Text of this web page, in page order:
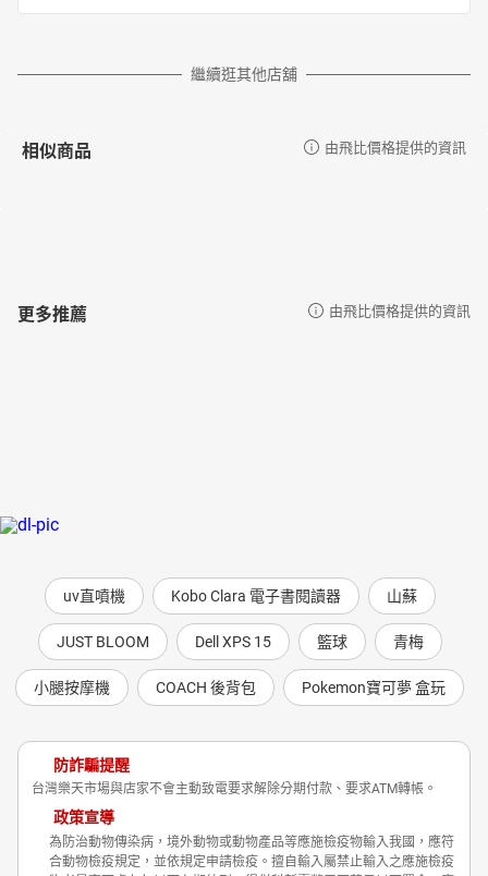
繼續逛其他店舖
相似商品 由飛比價格提供的資訊
更多推薦 由飛比價格提供的資訊
uv直噴機 Kobo Clara 電子書閱讀器 山蘇
JUST BLOOM Dell XPS 15 籃球 青梅
小腿按摩機 COACH 後背包 Pokemon寶可夢 盒玩
防詐騙提醒
台灣樂天市場與店家不會主動致電要求解除分期付款、要求ATM轉帳。
政策宣導
為防治動物傳染病，境外動物或動物產品等應施檢疫物輸入我國，應符
合動物檢疫規定，並依規定申請檢疫。擅自輸入屬禁止輸入之應施檢疫